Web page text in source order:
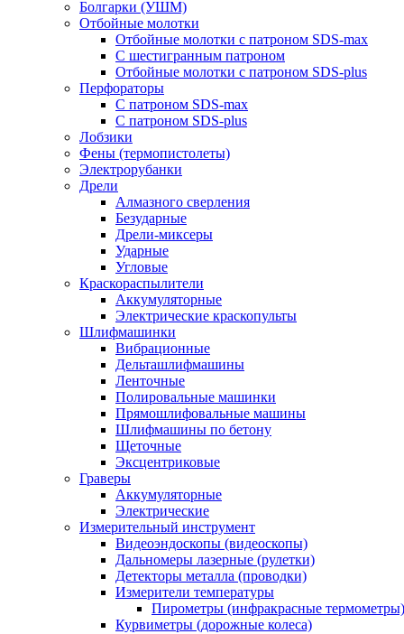
Болгарки (УШМ)
Отбойные молотки
Отбойные молотки с патроном SDS-max
С шестигранным патроном
Отбойные молотки с патроном SDS-plus
Перфораторы
С патроном SDS-max
С патроном SDS-plus
Лобзики
Фены (термопистолеты)
Электрорубанки
Дрели
Алмазного сверления
Безударные
Дрели-миксеры
Ударные
Угловые
Краскораспылители
Аккумуляторные
Электрические краскопульты
Шлифмашинки
Вибрационные
Дельташлифмашины
Ленточные
Полировальные машинки
Прямошлифовальные машины
Шлифмашины по бетону
Щеточные
Эксцентриковые
Граверы
Аккумуляторные
Электрические
Измерительный инструмент
Видеоэндоскопы (видеоскопы)
Дальномеры лазерные (рулетки)
Детекторы металла (проводки)
Измерители температуры
Пирометры (инфракрасные термометры)
Курвиметры (дорожные колеса)